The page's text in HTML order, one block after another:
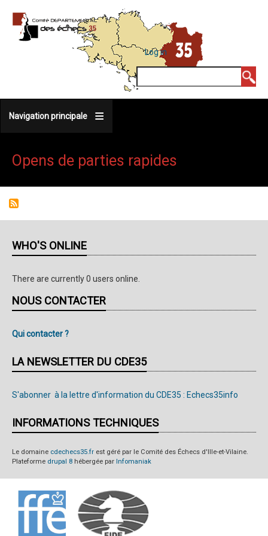
main
MENU
DU
COMPTE
DE
Log in
Navigation principale
Opens de parties rapides
WHO'S ONLINE
There are currently 0 users online.
NOUS CONTACTER
Qui contacter ?
LA NEWSLETTER DU CDE35
S'abonner à la lettre d'information du CDE35 : Echecs35info
INFORMATIONS TECHNIQUES
Le domaine cdechecs35.fr est géré par le Comité des Échecs d'Ille-et-Vilaine.
Plateforme drupal 8 hébergée par Infomaniak